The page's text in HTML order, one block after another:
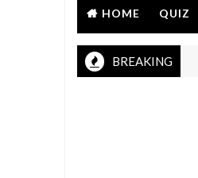
HOME QUIZ
BREAKING